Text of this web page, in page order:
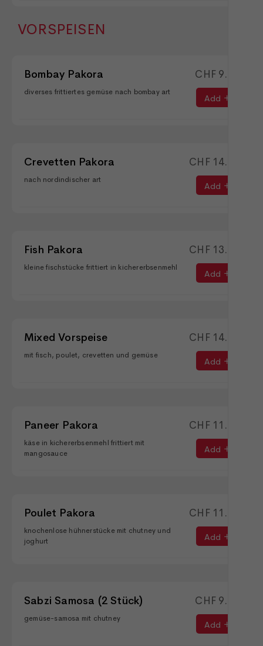
VORSPEISEN
Bombay Pakora
diverses frittiertes gemüse nach bombay art
CHF 9.90
Add
Crevetten Pakora
nach nordindischer art
CHF14.90
Add
Fish Pakora
kleine fischstücke frittiert in kichererbsenmehl
CHF13.90
Add
Mixed Vorspeise
mit fisch, poulet, crevetten und gemüse
CHF14.90
Add
Paneer Pakora
käse in kichererbsenmehl frittiert mit
mangosauce
CHF11.90
Add
Poulet Pakora
knochenlose hühnerstücke mit chutney und
joghurt
CHF11.90
Add
Sabzi Samosa (2 Stück)
gemüse-samosa mit chutney
CHF 9.90
Add